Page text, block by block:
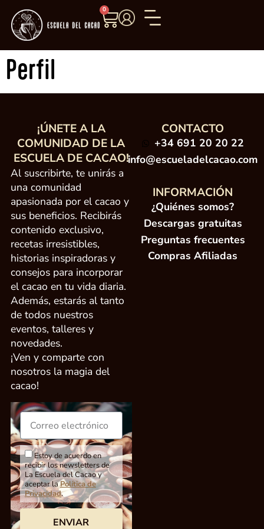
0
Perfil
¡ÚNETE A LA
COMUNIDAD DE LA
ESCUELA DE CACAO!
Al suscribirte, te unirás a
una comunidad
apasionada por el cacao y
sus beneficios. Recibirás
contenido exclusivo,
recetas irresistibles,
historias inspiradoras y
consejos para incorporar
el cacao en tu vida diaria.
Además, estarás al tanto
de todos nuestros
eventos, talleres y
novedades.
¡Ven y comparte con
nosotros la magia del
cacao!
Estoy de acuerdo en
recibir los newsletters de
La Escuela del Cacao y
aceptar laPolítica de
Privacidad.
ENVIAR
CONTACTO
+34 691 20 20 22
info@escueladelcacao.com
INFORMACIÓN
¿Quiénes somos?
Descargas gratuitas
Preguntas frecuentes
Compras Afiliadas